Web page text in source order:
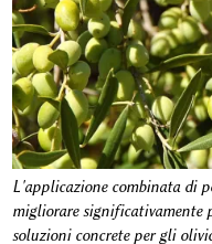
L'applicazione combinata di
migliorare significativamente
soluzioni concrete per gli